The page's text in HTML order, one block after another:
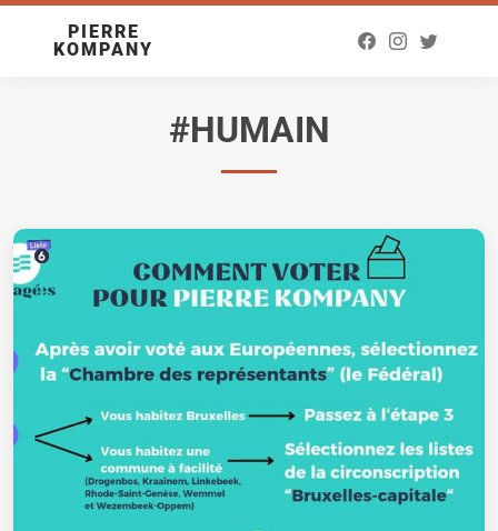
PIERRE
KOMPANY
#HUMAIN